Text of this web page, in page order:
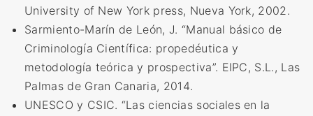
University of New York press, Nueva York, 2002.
Sarmiento-Marín de León, J. “Manual básico de
Criminología Científica: propedéutica y
metodología teórica y prospectiva”. EIPC, S.L., Las
Palmas de Gran Canaria, 2014.
UNESCOy CSIC. “Las ciencias sociales en la